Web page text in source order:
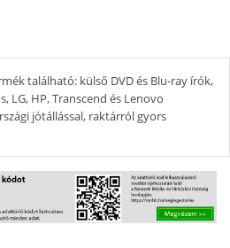
található: külső DVD és Blu-ray írók,
LG, HP, Transcend és Lenovo
jótállással, raktárról gyors